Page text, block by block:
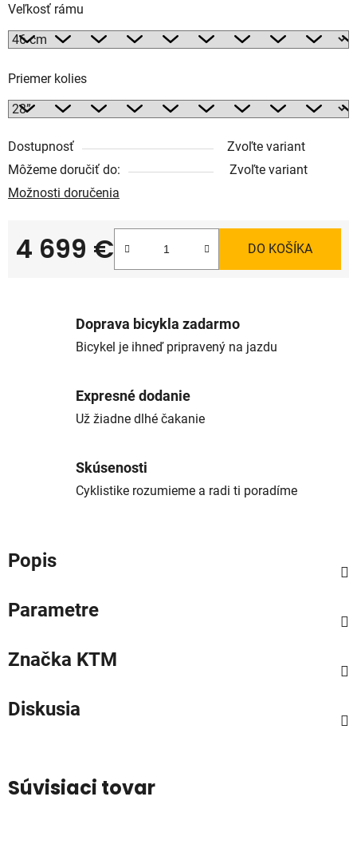
Veľkosť rámu
Priemer kolies
Dostupnosť
Zvoľte variant
Môžeme doručiť do:
Zvoľte variant
Možnosti doručenia
4 699 €
Jednotková cena:
DO KOŠÍKA
Doprava bicykla zadarmo
Bicykel je ihneď pripravený na jazdu
Expresné dodanie
Už žiadne dlhé čakanie
Skúsenosti
Cyklistike rozumieme a radi ti poradíme
Popis
Parametre
Značka KTM
Diskusia
Súvisiaci tovar